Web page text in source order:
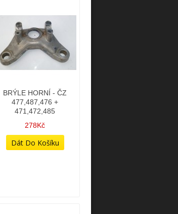
BRÝLE HORNÍ - ČZ
477,487,476 +
471,472,485
278Kč